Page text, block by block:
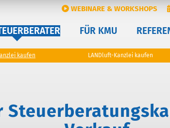
WEBINARE & WORKSHOPS
kaufen LANDluft-Kanzlei kaufen
FÜR KMU